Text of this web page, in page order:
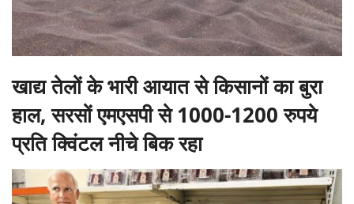
खाद्य तेलों के भारी आयात से किसानों का बुरा
हाल, सरसों एमएसपी से 1000-1200 रुपये
प्रति क्विंटल नीचे बिक रहा